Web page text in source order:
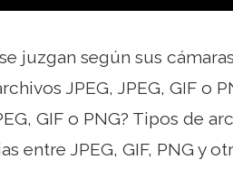
juzgan según sus
JPEG, JPEG, GIF o
GIF o PNG? Tipos de
entre JPEG, GIF, PNG y